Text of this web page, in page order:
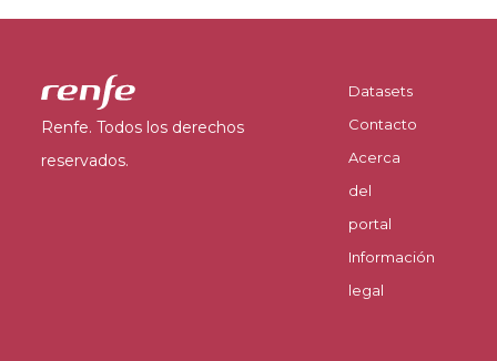
Renfe. Todos los derechos
reservados.
Datasets
Contacto
Acerca
del
portal
Información
legal